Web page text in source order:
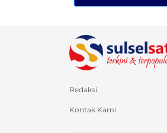
Redaksi
Kontak Kami